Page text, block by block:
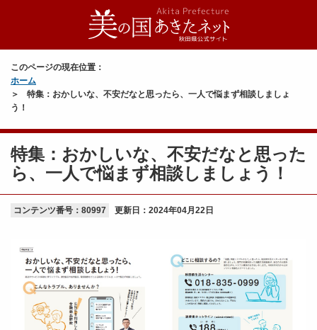
このページの現在位置：
ホーム
特集：おかしいな、不安だなと思ったら、一人で悩まず相談しましょ
う！
特集：おかしいな、不安だなと思った
ら、一人で悩まず相談しましょう！
コンテンツ番号：80997 更新日： 2024年04月22日